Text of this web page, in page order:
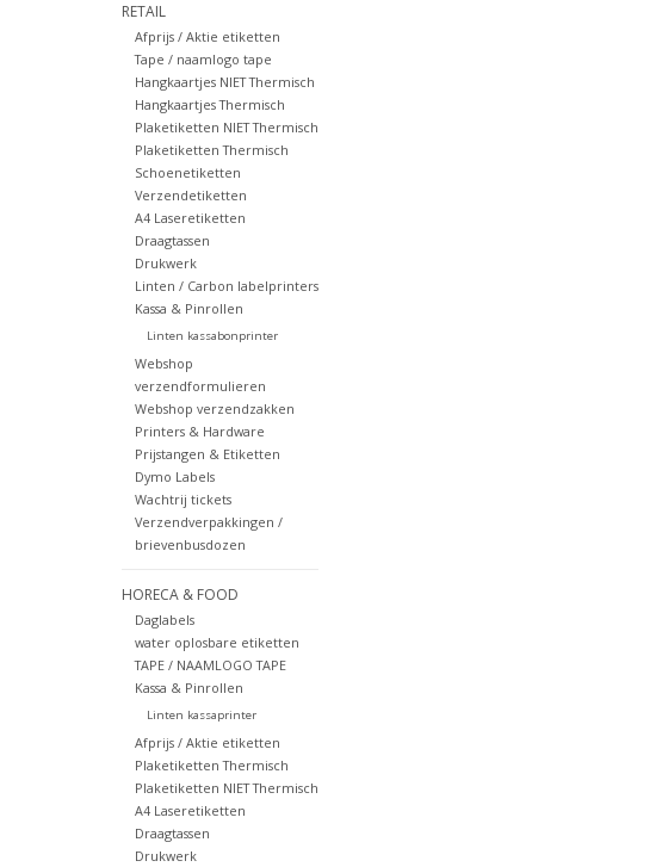
RETAIL
Afprijs / Aktie etiketten
Tape / naamlogo tape
Hangkaartjes NIET Thermisch
Hangkaartjes Thermisch
Plaketiketten NIET Thermisch
Plaketiketten Thermisch
Schoenetiketten
Verzendetiketten
A4 Laseretiketten
Draagtassen
Drukwerk
Linten / Carbon labelprinters
Kassa & Pinrollen
Linten kassabonprinter
Webshop
verzendformulieren
Webshop verzendzakken
Printers & Hardware
Prijstangen & Etiketten
Dymo Labels
Wachtrij tickets
Verzendverpakkingen /
brievenbusdozen
HORECA & FOOD
Daglabels
water oplosbare etiketten
TAPE / NAAMLOGO TAPE
Kassa & Pinrollen
Linten kassaprinter
Afprijs / Aktie etiketten
Plaketiketten Thermisch
Plaketiketten NIET Thermisch
A4 Laseretiketten
Draagtassen
Drukwerk